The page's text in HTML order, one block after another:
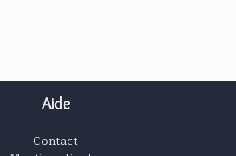
Aide
Contact